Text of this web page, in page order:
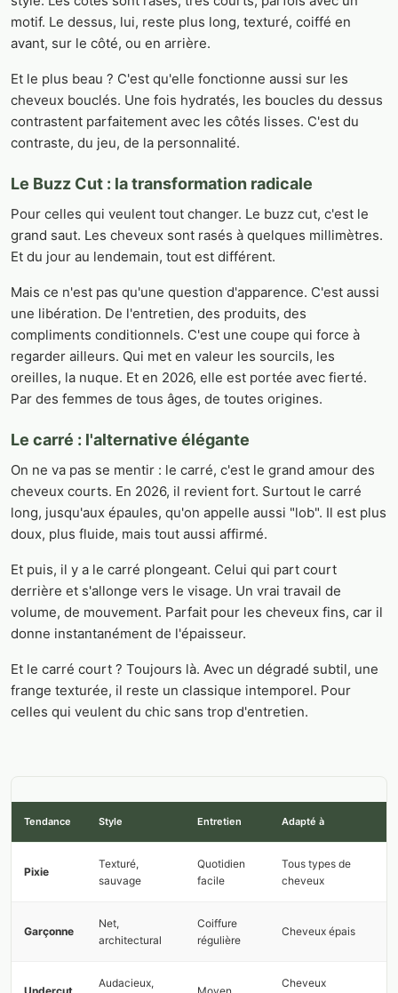
motif. Le dessus, lui, reste plus long, texturé, coiffé en
avant, sur le côté, ou en arrière.
Et le plus beau ? C'est qu'elle fonctionne aussi sur les
cheveux bouclés. Une fois hydratés, les boucles du dessus
contrastent parfaitement avec les côtés lisses. C'est du
contraste, du jeu, de la personnalité.
Le Buzz Cut : la transformation radicale
Pour celles qui veulent tout changer. Le buzz cut, c'est le
grand saut. Les cheveux sont rasés à quelques millimètres.
Et du jour au lendemain, tout est différent.
Mais ce n'est pas qu'une question d'apparence. C'est aussi
une libération. De l'entretien, des produits, des
compliments conditionnels. C'est une coupe qui force à
regarder ailleurs. Qui met en valeur les sourcils, les
oreilles, la nuque. Et en 2026, elle est portée avec fierté.
Par des femmes de tous âges, de toutes origines.
Le carré : l'alternative élégante
On ne va pas se mentir : le carré, c'est le grand amour des
cheveux courts. En 2026, il revient fort. Surtout le carré
long, jusqu'aux épaules, qu'on appelle aussi "lob". Il est plus
doux, plus fluide, mais tout aussi affirmé.
Et puis, il y a le carré plongeant. Celui qui part court
derrière et s'allonge vers le visage. Un vrai travail de
volume, de mouvement. Parfait pour les cheveux fins, car il
donne instantanément de l'épaisseur.
Et le carré court ? Toujours là. Avec un dégradé subtil, une
frange texturée, il reste un classique intemporel. Pour
celles qui veulent du chic sans trop d'entretien.
Tendance Style Entretien Adapté à
Pixie
Texturé,
sauvage
Quotidien
facile
Tous types de
cheveux
Garçonne
Net,
architectural
Coiffure
régulière
Cheveux épais
Audacieux,
Cheveux